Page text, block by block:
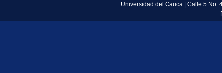
Universidad del Cauca | Calle 5 No.